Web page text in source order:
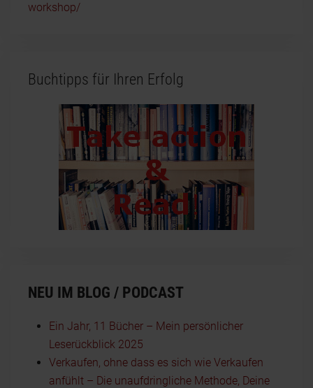
workshop/
Buchtipps für Ihren Erfolg
NEU IM BLOG / PODCAST
Ein Jahr, 11 Bücher – Mein persönlicher
Leserückblick 2025
Verkaufen, ohne dass es sich wie Verkaufen
anfühlt – Die unaufdringliche Methode, Deine